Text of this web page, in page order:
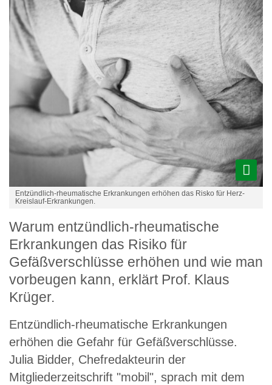
Entzündlich-rheumatische Erkrankungen erhöhen das Risko für Herz-
Kreislauf-Erkrankungen.
Warum entzündlich-rheumatische
Erkrankungen das Risiko für
Gefäßverschlüsse erhöhen und wie man
vorbeugen kann, erklärt Prof. Klaus
Krüger.
Entzündlich-rheumatische Erkrankungen
erhöhen die Gefahr für Gefäßverschlüsse.
Julia Bidder, Chefredakteurin der
Mitgliederzeitschrift "mobil", sprach mit dem